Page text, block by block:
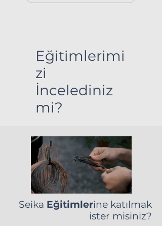
Eğitimlerimi
zi
İncelediniz
mi?
Seika Eğitimlerine katılmak
ister misiniz?